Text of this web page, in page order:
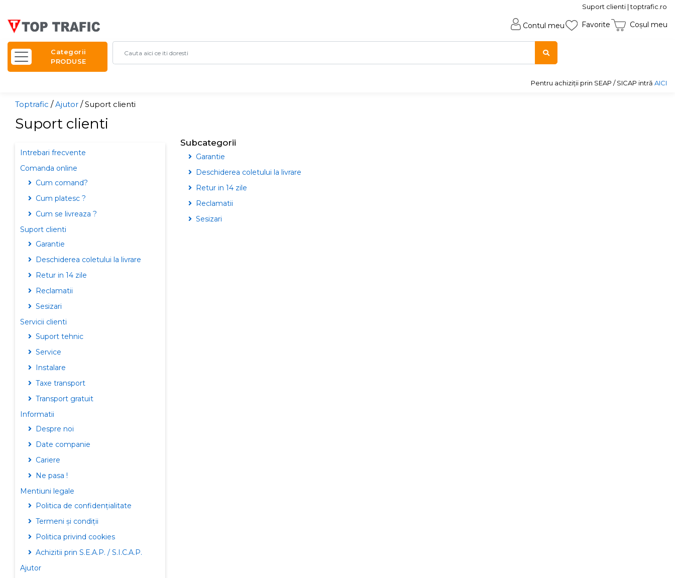
Suport clienti | toptrafic.ro
Contul meu Favorite Coșul meu
Categorii
PRODUSE
Pentru achiziții prin SEAP / SICAP intră AICI
Toptrafic /Ajutor /Suport clienti
Suport clienti
Intrebari frecvente
Comanda online
Cum comand?
Cum platesc ?
Cum se livreaza ?
Suport clienti
Garantie
Deschiderea coletului la livrare
Retur in 14 zile
Reclamatii
Sesizari
Servicii clienti
Suport tehnic
Service
Instalare
Taxe transport
Transport gratuit
Informatii
Despre noi
Date companie
Cariere
Ne pasa !
Mentiuni legale
Politica de confidențialitate
Termeni și condiții
Politica privind cookies
Achizitii prin S.E.A.P. / S.I.C.A.P.
Ajutor
Subcategorii
Garantie
Deschiderea coletului la livrare
Retur in 14 zile
Reclamatii
Sesizari